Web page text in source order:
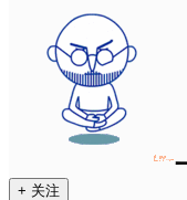
+ 关注